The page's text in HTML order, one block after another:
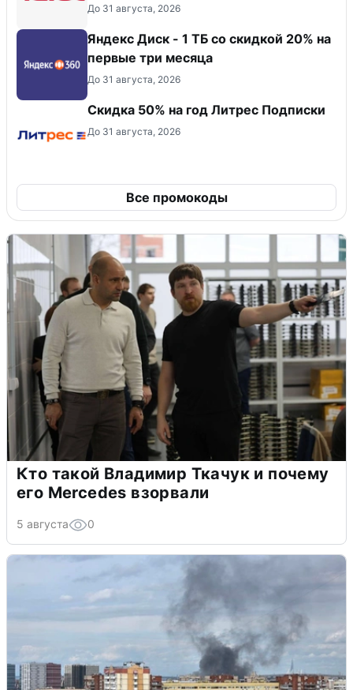
До 31 августа, 2026
Яндекс Диск - 1 ТБ со скидкой 20% на
первые три месяца
До 31 августа, 2026
Скидка 50% на год Литрес Подписки
До 31 августа, 2026
Все промокоды
Кто такой Владимир Ткачук и почему
его Mercedes взорвали
5 августа 0